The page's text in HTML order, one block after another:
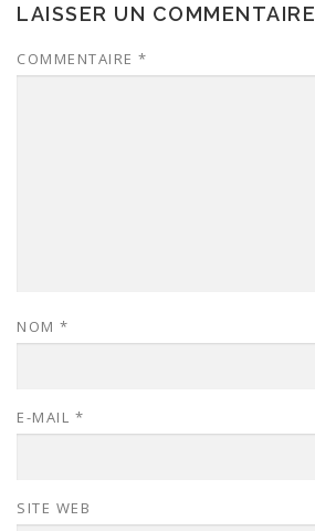
LAISSER UN COMMENTAIRE
COMMENTAIRE *
NOM *
E-MAIL *
SITE WEB